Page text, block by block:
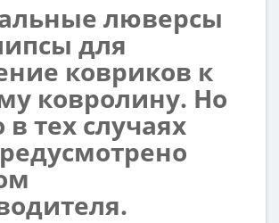
люверсы
для
ковриков к
ковролину. Но
в тех случаях